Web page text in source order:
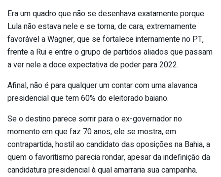
Era um quadro que não se desenhava exatamente porque
Lula não estava nele e se torna, de cara, extremamente
favorável a Wagner, que se fortalece internamente no PT,
frente a Rui e entre o grupo de partidos aliados que passam
a ver nele a doce expectativa de poder para 2022.
Afinal, não é para qualquer um contar com uma alavanca
presidencial que tem 60% do eleitorado baiano.
Se o destino parece sorrir para o ex-governador no
momento em que faz 70 anos, ele se mostra, em
contrapartida, hostil ao candidato das oposições na Bahia, a
quem o favoritismo parecia rondar, apesar da indefinição da
candidatura presidencial à qual amarraria sua campanha.